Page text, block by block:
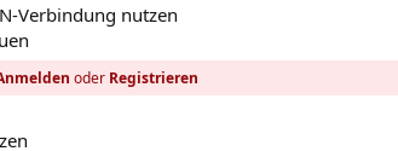
Verbindung nutzen
oder Registrieren